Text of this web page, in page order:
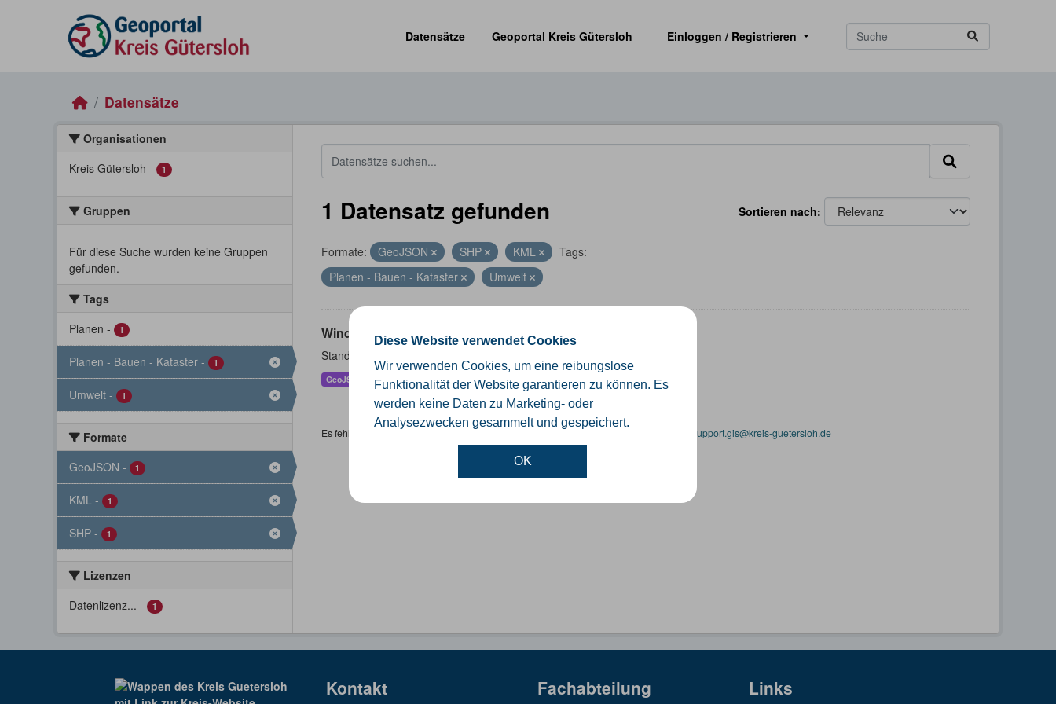
Diese Website verwendet Cookies
Wir verwenden Cookies, um eine reibungslose
Funktionalität der Website garantieren zu können. Es
werden keine Daten zu Marketing- oder
Analysezwecken gesammelt und gespeichert.
OK
Datensätze
Geoportal Kreis Gütersloh Einloggen / Registrieren
Datensätze
Organisationen
Kreis Gütersloh - 1
Gruppen
Für diese Suche wurden keine Gruppen
gefunden.
Tags
Planen - 1
Planen - Bauen - Kataster - 1
Umwelt - 1
Formate
GeoJSON - 1
KML - 1
SHP - 1
Lizenzen
Datenlizenz... - 1
Sortieren nach
1 Datensatz gefunden
Formate: GeoJSON SHP KML
Tags:
Planen - Bauen - Kataster
Umwelt
Windenergieanlagen
Standorte der Windenergieanlagen im Kreis Gütersloh
GeoJSON KML SHP
Es fehlen spezifische Datensätze? Wenden Sie sich bitte an einen Administrator unter: support.gis@kreis-guetersloh.de
Kontakt Fachabteilung Links